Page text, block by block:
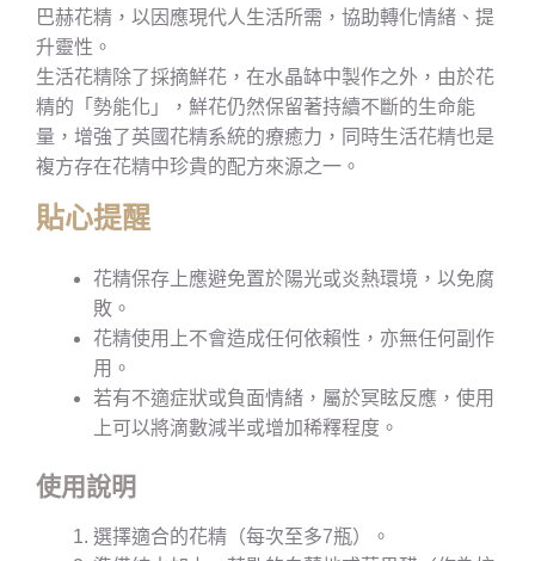
巴赫花精，以因應現代人生活所需，協助轉化情緒、提
升靈性。
生活花精除了採摘鮮花，在水晶缽中製作之外，由於花
精的「勢能化」，鮮花仍然保留著持續不斷的生命能
量，增強了英國花精系統的療癒力，同時生活花精也是
複方存在花精中珍貴的配方來源之一。
貼心提醒
花精保存上應避免置於陽光或炎熱環境，以免腐
敗。
花精使用上不會造成任何依賴性，亦無任何副作
用。
若有不適症狀或負面情緒，屬於冥眩反應，使用
上可以將滴數減半或增加稀釋程度。
使用說明
選擇適合的花精（每次至多7瓶）。